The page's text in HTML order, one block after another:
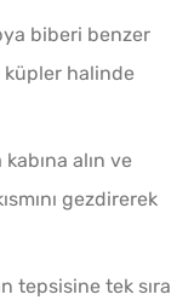
biberi benzer
halinde
alın ve
gezdirerek
tepsisine tek sıra